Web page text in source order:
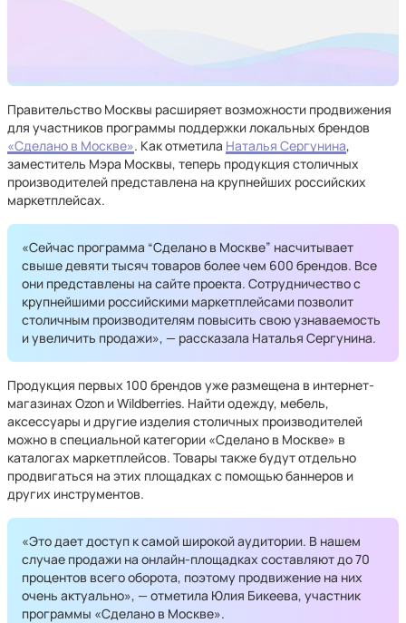
Правительство Москвы расширяет возможности продвижения
для участников программы поддержки локальных брендов
«‎Сделано в Москве». Как отметила Наталья Сергунина,
заместитель Мэра Москвы, теперь продукция столичных
производителей представлена на крупнейших российских
маркетплейсах.
«Сейчас программа “Сделано в Москве” насчитывает
свыше девяти тысяч товаров более чем 600 брендов. Все
они представлены на сайте проекта. Сотрудничество с
крупнейшими российскими маркетплейсами позволит
столичным производителям повысить свою узнаваемость
и увеличить продажи», — рассказала Наталья Сергунина.
Продукция первых 100 брендов уже размещена в интернет-
магазинах Ozon и Wildberries. Найти одежду, мебель,
аксессуары и другие изделия столичных производителей
можно в специальной категории «Сделано в Москве» в
каталогах маркетплейсов. Товары также будут отдельно
продвигаться на этих площадках с помощью баннеров и
других инструментов.
«‎Это дает доступ к самой широкой аудитории. В нашем
случае продажи на онлайн-площадках составляют до 70
процентов всего оборота, поэтому продвижение на них
очень актуально», — отметила Юлия Бикеева, участник
программы «Сделано в Москве».